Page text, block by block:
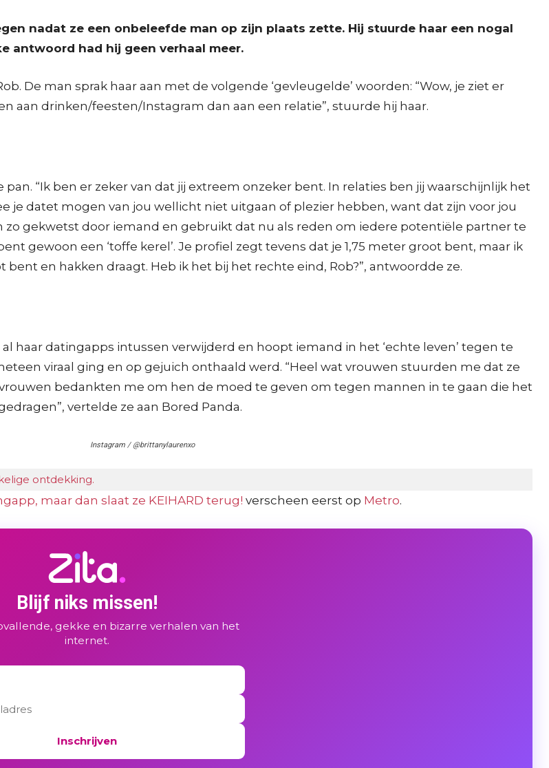
nadat ze een onbeleefde man op zijn plaats zette. Hij stuurde haar een nogal
antwoord had hij geen verhaal meer.
De man sprak haar aan met de volgende ‘gevleugelde’ woorden: “Wow, je ziet er
aan drinken/feesten/Instagram dan aan een relatie”, stuurde hij haar.
“Ik ben er zeker van dat jij extreem onzeker bent. In relaties ben jij waarschijnlijk het
je datet mogen van jou wellicht niet uitgaan of plezier hebben, want dat zijn voor jou
gekwetst door iemand en gebruikt dat nu als reden om iedere potentiële partner te
gewoon een ‘toffe kerel’. Je profiel zegt tevens dat je 1,75 meter groot bent, maar ik
en hakken draagt. Heb ik het bij het rechte eind, Rob?”, antwoordde ze.
haar datingapps intussen verwijderd en hoopt iemand in het ‘echte leven’ tegen te
viraal ging en op gejuich onthaald werd. “Heel wat vrouwen stuurden me dat ze
bedankten me om hen de moed te geven om tegen mannen in te gaan die het
vertelde ze aan Bored Panda.
Instagram / @brittanylaurenxo
ontdekking.
maar dan slaat ze KEIHARD terug! verscheen eerst op Metro.
Blijf niks missen!
gekke en bizarre verhalen van het
internet.
Inschrijven